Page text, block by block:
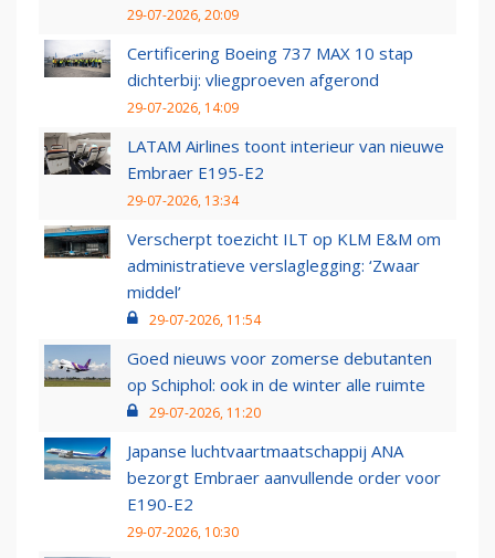
29-07-2026, 20:09
Certificering Boeing 737 MAX 10 stap
dichterbij: vliegproeven afgerond
29-07-2026, 14:09
LATAM Airlines toont interieur van nieuwe
Embraer E195-E2
29-07-2026, 13:34
Verscherpt toezicht ILT op KLM E&M om
administratieve verslaglegging: ‘Zwaar
middel’
29-07-2026, 11:54
Goed nieuws voor zomerse debutanten
op Schiphol: ook in de winter alle ruimte
29-07-2026, 11:20
Japanse luchtvaartmaatschappij ANA
bezorgt Embraer aanvullende order voor
E190-E2
29-07-2026, 10:30